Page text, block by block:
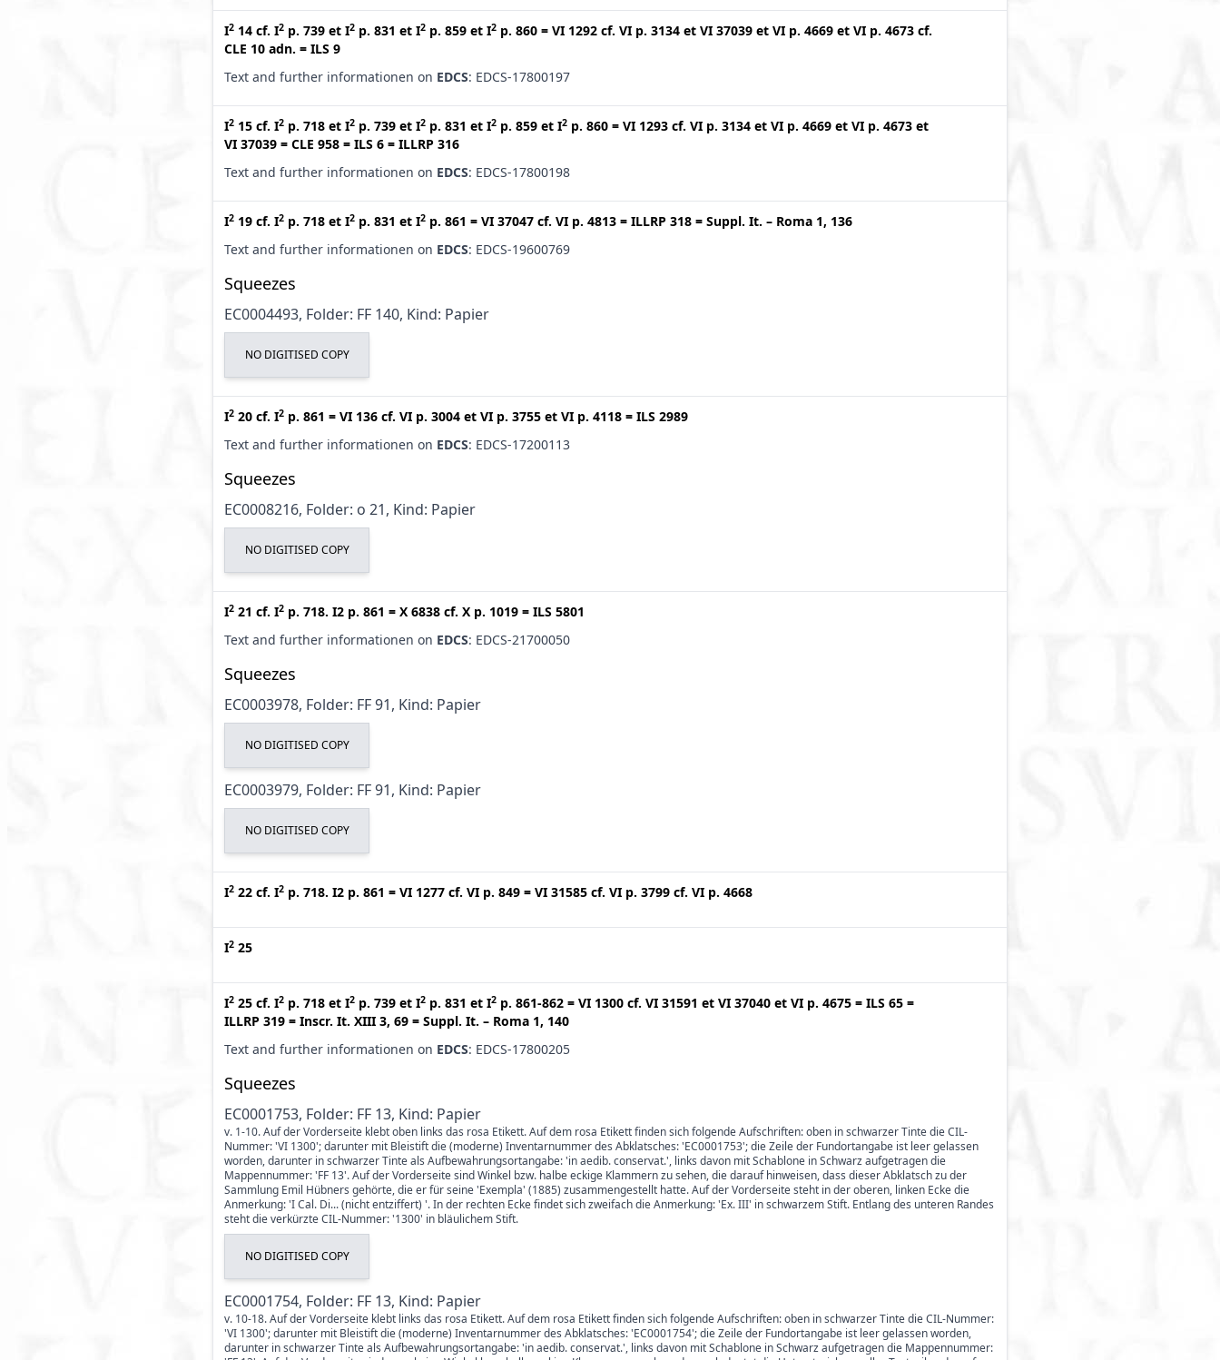
I2 14 cf. I2 p. 739 et I2 p. 831 et I2 p. 859 et I2 p. 860 = VI 1292 cf. VI p. 3134 et VI 37039 et VI p. 4669 et VI p. 4673 cf.
CLE 10 adn. = ILS 9
Text and further informationen on EDCS: EDCS-17800197
I2 15 cf. I2 p. 718 et I2 p. 739 et I2 p. 831 et I2 p. 859 et I2 p. 860 = VI 1293 cf. VI p. 3134 et VI p. 4669 et VI p. 4673 et
VI 37039 = CLE 958 = ILS 6 = ILLRP 316
Text and further informationen on EDCS: EDCS-17800198
I2 19 cf. I2 p. 718 et I2 p. 831 et I2 p. 861 = VI 37047 cf. VI p. 4813 = ILLRP 318 = Suppl. It. – Roma 1, 136
Text and further informationen on EDCS: EDCS-19600769
Squeezes
EC0004493, Folder: FF 140, Kind: Papier
NO DIGITISED COPY
I2 20 cf. I2 p. 861 = VI 136 cf. VI p. 3004 et VI p. 3755 et VI p. 4118 = ILS 2989
Text and further informationen on EDCS: EDCS-17200113
Squeezes
EC0008216, Folder: o 21, Kind: Papier
NO DIGITISED COPY
I2 21 cf. I2 p. 718. I2 p. 861 = X 6838 cf. X p. 1019 = ILS 5801
Text and further informationen on EDCS: EDCS-21700050
Squeezes
EC0003978, Folder: FF 91, Kind: Papier
NO DIGITISED COPY
EC0003979, Folder: FF 91, Kind: Papier
NO DIGITISED COPY
I2 22 cf. I2 p. 718. I2 p. 861 = VI 1277 cf. VI p. 849 = VI 31585 cf. VI p. 3799 cf. VI p. 4668
I2 25
I2 25 cf. I2 p. 718 et I2 p. 739 et I2 p. 831 et I2 p. 861-862 = VI 1300 cf. VI 31591 et VI 37040 et VI p. 4675 = ILS 65 =
ILLRP 319 = Inscr. It. XIII 3, 69 = Suppl. It. – Roma 1, 140
Text and further informationen on EDCS: EDCS-17800205
Squeezes
EC0001753, Folder: FF 13, Kind: Papier
v. 1-10. Auf der Vorderseite klebt oben links das rosa Etikett. Auf dem rosa Etikett finden sich folgende Aufschriften: oben in schwarzer Tinte die CIL-
Nummer: 'VI 1300'; darunter mit Bleistift die (moderne) Inventarnummer des Abklatsches: 'EC0001753'; die Zeile der Fundortangabe ist leer gelassen
worden, darunter in schwarzer Tinte als Aufbewahrungsortangabe: 'in aedib. conservat.', links davon mit Schablone in Schwarz aufgetragen die
Mappennummer: 'FF 13'. Auf der Vorderseite sind Winkel bzw. halbe eckige Klammern zu sehen, die darauf hinweisen, dass dieser Abklatsch zu der
Sammlung Emil Hübners gehörte, die er für seine 'Exempla' (1885) zusammengestellt hatte. Auf der Vorderseite steht in der oberen, linken Ecke die
Anmerkung: 'I Cal. Di... (nicht entziffert) '. In der rechten Ecke findet sich zweifach die Anmerkung: 'Ex. III' in schwarzem Stift. Entlang des unteren Randes
steht die verkürzte CIL-Nummer: '1300' in bläulichem Stift.
NO DIGITISED COPY
EC0001754, Folder: FF 13, Kind: Papier
v. 10-18. Auf der Vorderseite klebt links das rosa Etikett. Auf dem rosa Etikett finden sich folgende Aufschriften: oben in schwarzer Tinte die CIL-Nummer:
'VI 1300'; darunter mit Bleistift die (moderne) Inventarnummer des Abklatsches: 'EC0001754'; die Zeile der Fundortangabe ist leer gelassen worden,
darunter in schwarzer Tinte als Aufbewahrungsortangabe: 'in aedib. conservat.', links davon mit Schablone in Schwarz aufgetragen die Mappennummer: